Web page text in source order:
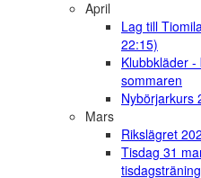
April
Lag till
22:15)
Klubbkläder
sommaren
Nybörjarkurs
Mars
Rikslägret
Tisdag 31